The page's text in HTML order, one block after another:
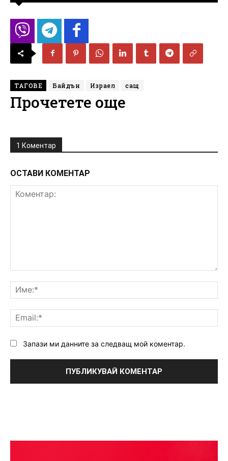
ТАГОВЕ Байдън Израел сащ
Прочетете още
1 Коментар
ОСТАВИ КОМЕНТАР
Запази ми данните за следващ мой коментар.